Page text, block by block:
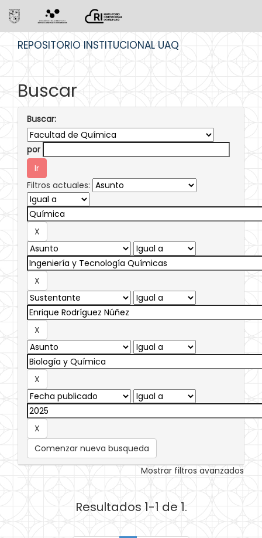
REPOSITORIO INSTITUCIONAL UAQ
Buscar
Buscar:
por
Filtros actuales:
Comenzar nueva busqueda
Mostrar filtros avanzados
Resultados 1-1 de 1.